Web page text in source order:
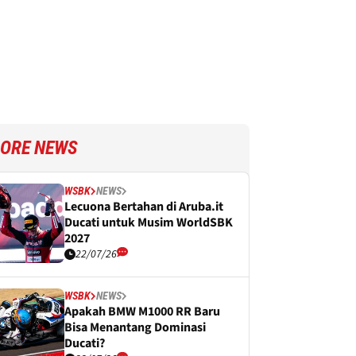
NEWS
WSBK NEWS
Lecuona Bertahan di Aruba.it
Ducati untuk Musim WorldSBK
2027
22/07/26
WSBK NEWS
Apakah BMW M1000 RR Baru
Bisa Menantang Dominasi
Ducati?